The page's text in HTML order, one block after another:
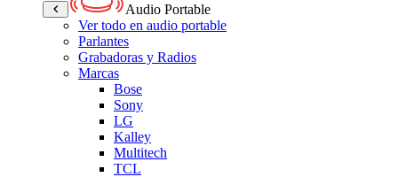
Audio Portable
Ver todo en audio portable
Parlantes
Grabadoras y Radios
Marcas
Bose
Sony
LG
Kalley
Multitech
TCL